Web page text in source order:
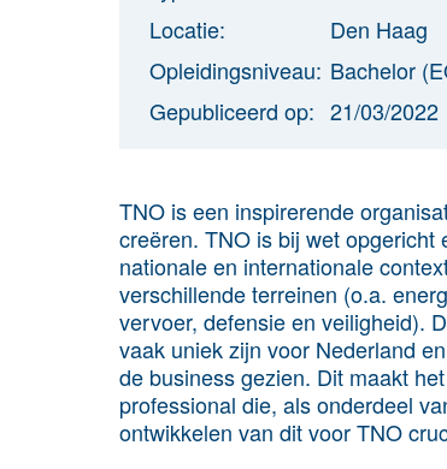
Locatie:
Den Haag
Opleidingsniveau: Bachelor
Gepubliceerd op: 21/03/2022
TNO is een inspirerende
creëren. TNO is bij wet
nationale en internationale
verschillende terreinen (o.a.
vervoer, defensie en veiligheid).
vaak uniek zijn voor Nederland
de business gezien. Dit maakt
professional die, als onderdeel
ontwikkelen van dit voor TNO